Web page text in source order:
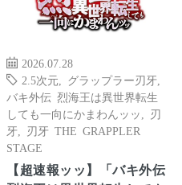
2026.07.28
2.5次元
グラップラー刃牙
バキ外伝 烈海王は異世界転生
しても一向にかまわんッッ
刃
牙
刃牙 THE GRAPPLER
STAGE
【超速報ッッ】「バキ外伝